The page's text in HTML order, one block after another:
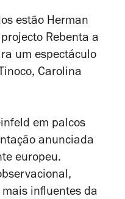
estão Herman
Rebenta a
um espectáculo
Carolina
em palcos
anunciada
europeu.
influentes da